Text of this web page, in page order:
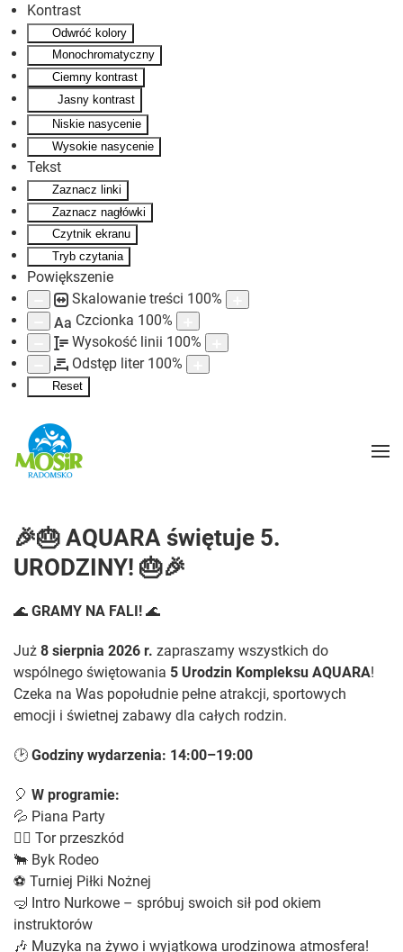
Kontrast
Odwróć kolory
Monochromatyczny
Ciemny kontrast
Jasny kontrast
Niskie nasycenie
Wysokie nasycenie
Tekst
Zaznacz linki
Zaznacz nagłówki
Czytnik ekranu
Tryb czytania
Powiększenie
Skalowanie treści 100%
Aa Czcionka 100%
Wysokość linii 100%
Odstęp liter 100%
Reset
Skip to main content
🎉🎂 AQUARA świętuje 5.
URODZINY! 🎂🎉
🌊 GRAMY NA FALI! 🌊
Już 8 sierpnia 2026 r. zapraszamy wszystkich do
wspólnego świętowania 5 Urodzin Kompleksu AQUARA!
Czeka na Was popołudnie pełne atrakcji, sportowych
emocji i świetnej zabawy dla całych rodzin.
🕑 Godziny wydarzenia: 14:00–19:00
🎈 W programie:
💦 Piana Party
🏃‍♂️ Tor przeszkód
🐂 Byk Rodeo
⚽ Turniej Piłki Nożnej
🤿 Intro Nurkowe – spróbuj swoich sił pod okiem
instruktorów
🎶 Muzyka na żywo i wyjątkowa urodzinowa atmosfera!